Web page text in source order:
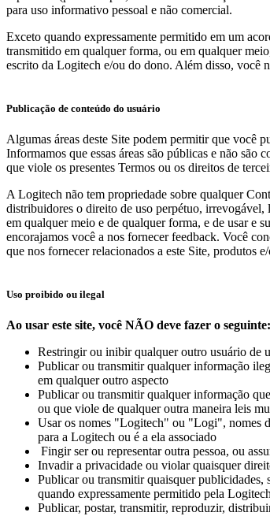
para uso informativo pessoal e não comercial.
Exceto quando expressamente permitido em um
transmitido em qualquer forma, ou em qualquer
escrito da Logitech e/ou do dono. Além disso, você
Publicação de conteúdo do usuário
Algumas áreas deste Site podem permitir que você
Informamos que essas áreas são públicas e não
que viole os presentes Termos ou os direitos de
A Logitech não tem propriedade sobre qualquer
distribuidores o direito de uso perpétuo,
em qualquer meio e de qualquer forma, e de usar e
encorajamos você a nos fornecer feedback. Você
que nos fornecer relacionados a este Site, produtos
Uso proibido ou ilegal
Ao usar este site, você NÃO deve fazer o seguinte:
Restringir ou inibir qualquer outro usuário de
Publicar ou transmitir qualquer informação
em qualquer outro aspecto
Publicar ou transmitir qualquer informação
ou que viole de qualquer outra maneira leis
Usar os nomes "Logitech" ou "Logi", nomes
para a Logitech ou é a ela associado
Fingir ser ou representar outra pessoa, ou
Invadir a privacidade ou violar quaisquer
Publicar ou transmitir quaisquer publicidades,
quando expressamente permitido pela
Publicar, postar, transmitir, reproduzir,